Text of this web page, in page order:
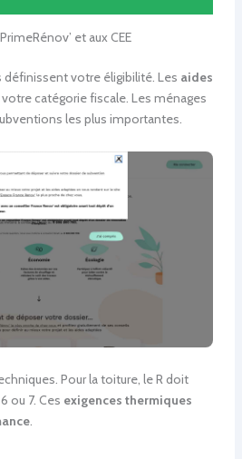
et aux CEE
définissent votre éligibilité. Les aides
catégorie fiscale. Les ménages
les plus importantes.
Pour la toiture, le R doit
ou 7. Ces exigences thermiques
.